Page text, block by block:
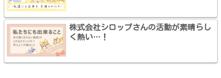
株式会社シロップさんの活動が素晴らし
く熱い…！